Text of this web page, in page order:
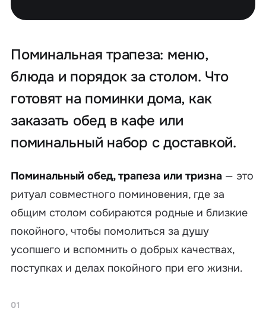
Поминальная трапеза: меню,
блюда и порядок за столом. Что
готовят на поминки дома, как
заказать обед в кафе или
поминальный набор с доставкой.
Поминальный обед, трапеза или тризна — это
ритуал совместного поминовения, где за
общим столом собираются родные и близкие
покойного, чтобы помолиться за душу
усопшего и вспомнить о добрых качествах,
поступках и делах покойного при его жизни.
01